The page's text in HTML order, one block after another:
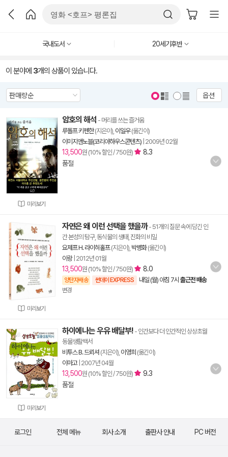
국내도서 20세기후반
이 분야에 3개의 상품이 있습니다.
옵션
미리보기
암호의 해석 - 머리를 쓰는 즐거움
루돌프 키펜한(지은이), 이일우(옮긴이)
이미지앤노블(코리아하우스콘텐츠) 2009년 02월
13,500원 (10% 할인 / 750원)
8.3
품절
미리보기
자연은 왜 이런 선택을 했을까- 51개의 질문 속에 담긴 인
간 본성의 탐구, 동식물의 생태, 진화의 비밀
요제프 H. 라이히홀프(지은이), 박병화(옮긴이)
이랑| 2012년 01월
13,500원 (10% 할인 / 750원) 8.0
양탄자배송 썬데이 EXPRESS 내일 (월) 아침 7시 출근전 배송
변경
미리보기
하이에나는 우유 배달부! - 인간보다 더 인간적인 상상초월
동물생활백서
비투스 B. 드뢰셔 (지은이), 이영희 (옮긴이)
이마고| 2007년 04월
13,500원 (10% 할인 / 750원)
9.3
품절
로그인 전체 메뉴 회사 소개 출판사 안내 PC 버전